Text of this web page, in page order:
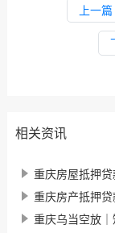
上一篇
相关资讯
重庆房屋抵押贷
重庆房产抵押
重庆乌当空放